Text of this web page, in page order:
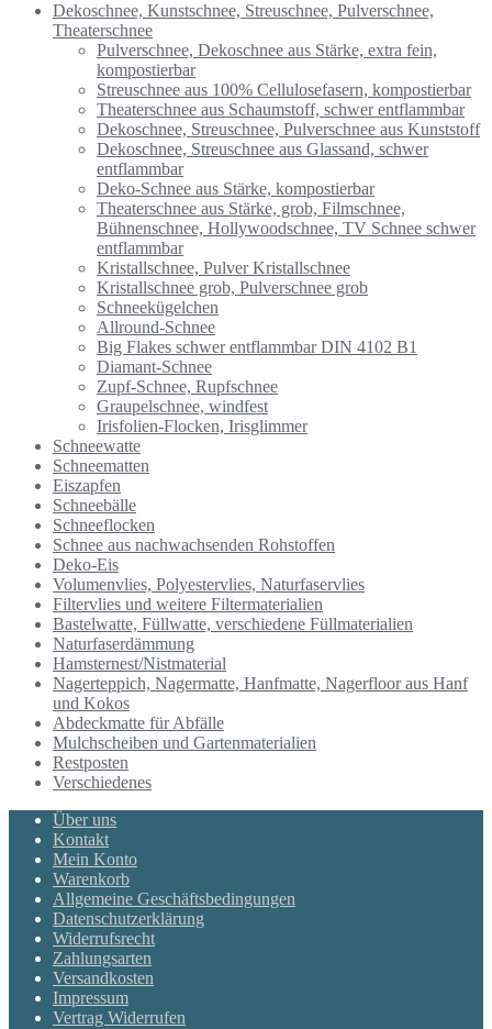
Dekoschnee, Kunstschnee, Streuschnee, Pulverschnee,
Theaterschnee
Pulverschnee, Dekoschnee aus Stärke, extra fein,
kompostierbar
Streuschnee aus 100% Cellulosefasern, kompostierbar
Theaterschnee aus Schaumstoff, schwer entflammbar
Dekoschnee, Streuschnee, Pulverschnee aus Kunststoff
Dekoschnee, Streuschnee aus Glassand, schwer
entflammbar
Deko-Schnee aus Stärke, kompostierbar
Theaterschnee aus Stärke, grob, Filmschnee,
Bühnenschnee, Hollywoodschnee, TV Schnee schwer
entflammbar
Kristallschnee, Pulver Kristallschnee
Kristallschnee grob, Pulverschnee grob
Schneekügelchen
Allround-Schnee
Big Flakes schwer entflammbar DIN 4102 B1
Diamant-Schnee
Zupf-Schnee, Rupfschnee
Graupelschnee, windfest
Irisfolien-Flocken, Irisglimmer
Schneewatte
Schneematten
Eiszapfen
Schneebälle
Schneeflocken
Schnee aus nachwachsenden Rohstoffen
Deko-Eis
Volumenvlies, Polyestervlies, Naturfaservlies
Filtervlies und weitere Filtermaterialien
Bastelwatte, Füllwatte, verschiedene Füllmaterialien
Naturfaserdämmung
Hamsternest/Nistmaterial
Nagerteppich, Nagermatte, Hanfmatte, Nagerfloor aus Hanf
und Kokos
Abdeckmatte für Abfälle
Mulchscheiben und Gartenmaterialien
Restposten
Verschiedenes
Über uns
Kontakt
Mein Konto
Warenkorb
Allgemeine Geschäftsbedingungen
Datenschutzerklärung
Widerrufsrecht
Zahlungsarten
Versandkosten
Impressum
Vertrag Widerrufen